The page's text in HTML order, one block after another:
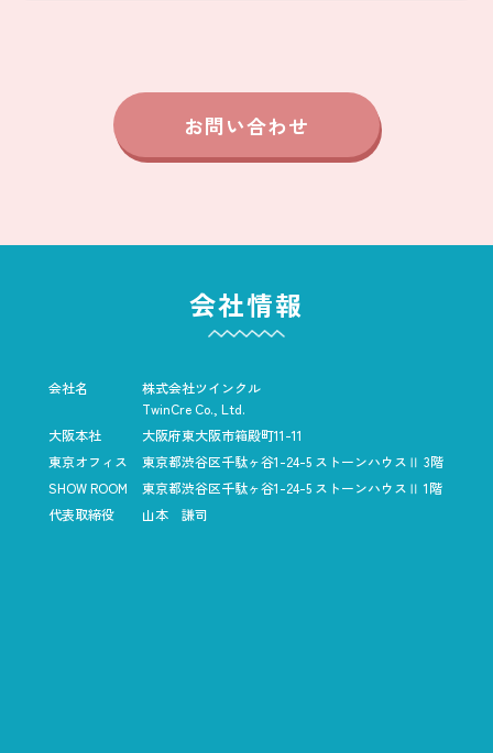
お問い合わせ
会社情報
会社名
株式会社ツインクル
TwinCre Co., Ltd.
大阪本社
大阪府東大阪市箱殿町11-11
東京オフィス
東京都渋谷区千駄ヶ谷1-24-5 ストーンハウスⅡ 3階
SHOW ROOM
東京都渋谷区千駄ヶ谷1-24-5 ストーンハウスⅡ 1階
代表取締役
山本 謙司